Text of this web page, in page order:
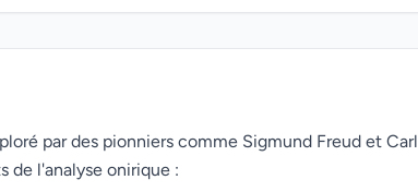
par des pionniers comme Sigmund Freud et Carl
de l'analyse onirique :